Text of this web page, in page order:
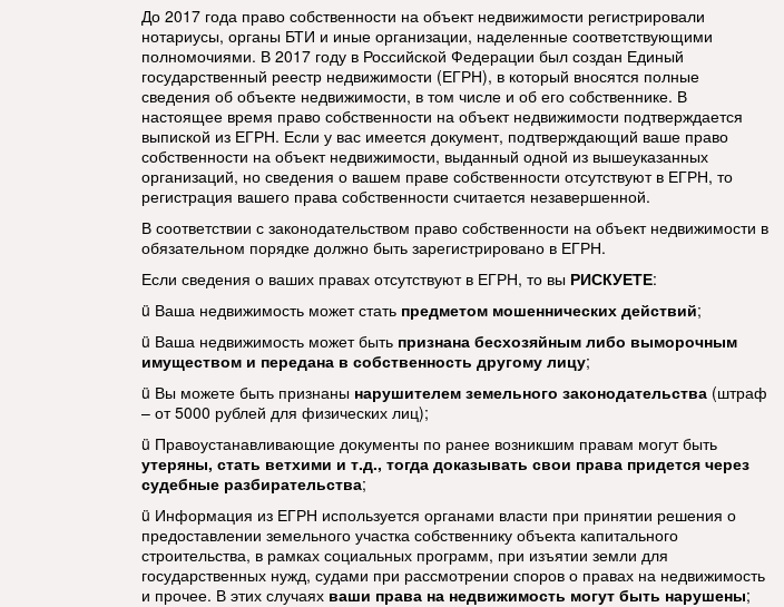
До 2017 года право собственности на объект недвижимости регистрировали
нотариусы, органы БТИ и иные организации, наделенные соответствующими
полномочиями. В 2017 году в Российской Федерации был создан Единый
государственный реестр недвижимости (ЕГРН), в который вносятся полные
сведения об объекте недвижимости, в том числе и об его собственнике. В
настоящее время право собственности на объект недвижимости подтверждается
выпиской из ЕГРН. Если у вас имеется документ, подтверждающий ваше право
собственности на объект недвижимости, выданный одной из вышеуказанных
организаций, но сведения о вашем праве собственности отсутствуют в ЕГРН, то
регистрация вашего права собственности считается незавершенной.
В соответствии с законодательством право собственности на объект недвижимости в
обязательном порядке должно быть зарегистрировано в ЕГРН.
Если сведения о ваших правах отсутствуют в ЕГРН, то вы РИСКУЕТЕ:
ü Ваша недвижимость может стать предметом мошеннических действий;
ü Ваша недвижимость может быть признана бесхозяйным либо выморочным
имуществом и передана в собственность другому лицу;
ü Вы можете быть признаны нарушителем земельного законодательства (штраф
– от 5000 рублей для физических лиц);
ü Правоустанавливающие документы по ранее возникшим правам могут быть
утеряны, стать ветхими и т.д., тогда доказывать свои права придется через
судебные разбирательства;
ü Информация из ЕГРН используется органами власти при принятии решения о
предоставлении земельного участка собственнику объекта капитального
строительства, в рамках социальных программ, при изъятии земли для
государственных нужд, судами при рассмотрении споров о правах на недвижимость
и прочее. В этих случаях ваши права на недвижимость могут быть нарушены;